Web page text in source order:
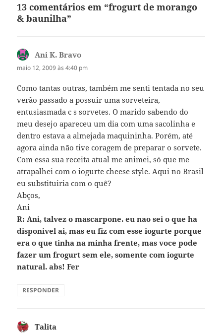
13 comentários em “frogurt de morango
& baunilha”
Ani K. Bravo
maio 12, 2009 às 4:40 pm
Como tantas outras, também me senti tentada no seu
verão passado a possuir uma sorveteira,
entusiasmada c s sorvetes. O marido sabendo do
meu desejo apareceu um dia com uma sacolinha e
dentro estava a almejada maquininha. Porém, até
agora ainda não tive coragem de preparar o sorvete.
Com essa sua receita atual me animei, só que me
atrapalhei com o iogurte cheese style. Aqui no Brasil
eu substituiria com o quê?
Abços,
Ani
R: Ani, talvez o mascarpone. eu nao sei o que ha
disponivel ai, mas eu fiz com esse iogurte porque
era o que tinha na minha frente, mas voce pode
fazer um frogurt sem ele, somente com iogurte
natural. abs! Fer
RESPONDER
Talita